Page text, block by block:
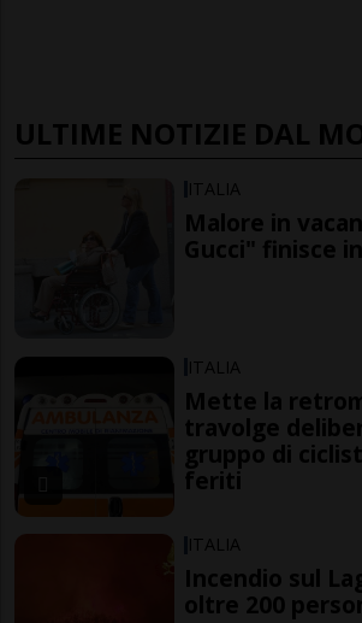
ULTIME NOTIZIE DAL
ITALIA
Malore in
Gucci" finisce
ITALIA
Mette la
travolge
gruppo di
feriti
ITALIA
Incendio sul
oltre 200